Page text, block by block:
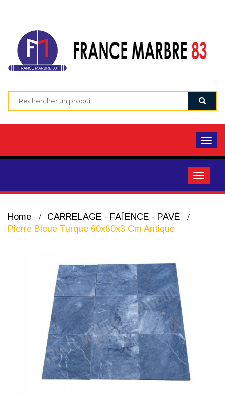
Home
CARRELAGE - FAÏENCE - PAVÉ
Pierre Bleue Turque 60x60x3 Cm Antique